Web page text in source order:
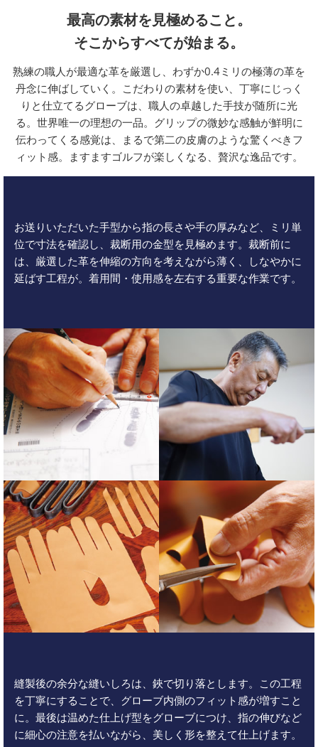
最高の素材を見極めること。
そこからすべてが始まる。
熟練の職人が最適な革を厳選し、わずか0.4ミリの極薄の革を
丹念に伸ばしていく。こだわりの素材を使い、丁寧にじっく
りと仕立てるグローブは、職人の卓越した手技が随所に光
る。世界唯一の理想の一品。グリップの微妙な感触が鮮明に
伝わってくる感覚は、まるで第二の皮膚のような驚くべきフ
ィット感。ますますゴルフが楽しくなる、贅沢な逸品です。
お送りいただいた手型から指の長さや手の厚みなど、ミリ単
位で寸法を確認し、裁断用の金型を見極めます。裁断前に
は、厳選した革を伸縮の方向を考えながら薄く、しなやかに
延ばす工程が。着用間・使用感を左右する重要な作業です。
縫製後の余分な縫いしろは、鋏で切り落とします。この工程
を丁寧にすることで、グローブ内側のフィット感が増すこと
に。最後は温めた仕上げ型をグローブにつけ、指の伸びなど
に細心の注意を払いながら、美しく形を整えて仕上げます。